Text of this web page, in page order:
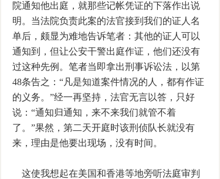
院通知他出庭，就那些记帐凭证的下落作出说
明。当法院负责此案的法官接到我们的证人名
单后，颇显为难地告诉笔者：其他的证人可以
通知到，但让公安干警出庭作证，他们还没有
过这种先例。笔者当即拿出刑事诉讼法，以第
48条告之：“凡是知道案件情况的人，都有作证
的义务。”经一再坚持，法官无言以答，只好
说：“通知归通知，来不来我们就管不着
了。”果然，第二天开庭时该刑侦队长就没有
来，理由是他要出现场，没有时间。
这使我想起在美国和香港等地旁听法庭审判